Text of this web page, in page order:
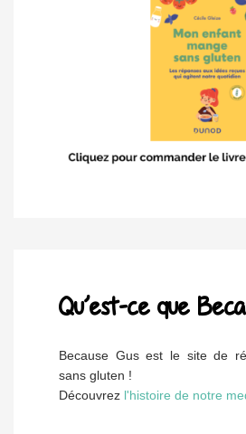
Qu’est-ce que
Because Gus est le site de
sans gluten !
Découvrez l'histoire de notre